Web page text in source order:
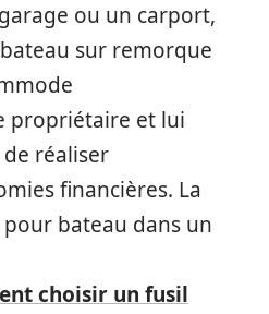
ou un carport,
sur remorque
propriétaire et lui
réaliser
financières. La
pour bateau dans un
choisir un fusil